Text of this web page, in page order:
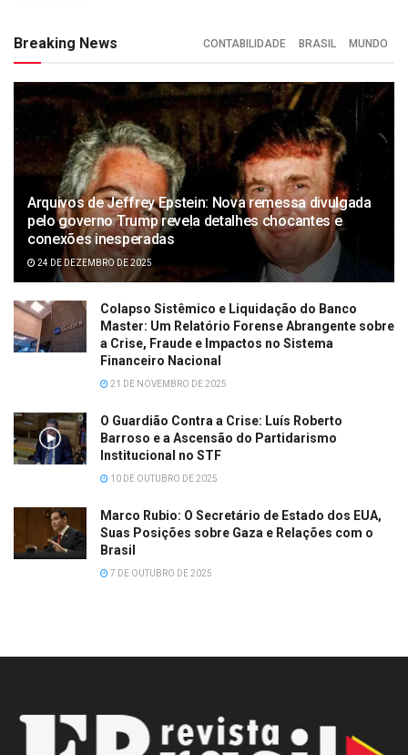
Breaking News CONTABILIDADE BRASIL MUNDO
Arquivos de Jeffrey Epstein: Nova remessa divulgada
pelo governo Trump revela detalhes chocantes e
conexões inesperadas
24 DE DEZEMBRO DE 2025
Colapso Sistêmico e Liquidação do Banco
Master: Um Relatório Forense Abrangente sobre
a Crise, Fraude e Impactos no Sistema
Financeiro Nacional
21 DE NOVEMBRO DE 2025
O Guardião Contra a Crise: Luís Roberto
Barroso e a Ascensão do Partidarismo
Institucional no STF
10 DE OUTUBRO DE 2025
Marco Rubio: O Secretário de Estado dos EUA,
Suas Posições sobre Gaza e Relações com o
Brasil
7 DE OUTUBRO DE 2025